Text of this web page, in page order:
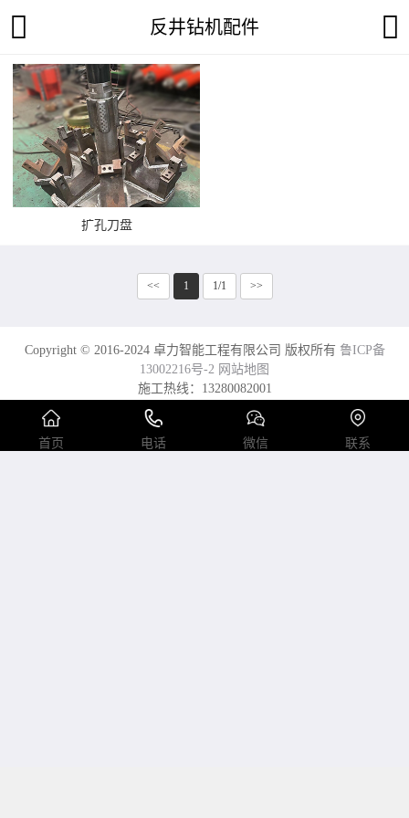
反井钻机配件
扩孔刀盘
<< 1 1/1 >>
Copyright © 2016-2024 卓力智能工程有限公司 版权所有 鲁ICP备
13002216号-2 网站地图
施工热线：13280082001
电话：0537-7970778 2558089 传真：0537-2208001
首页 电话 微信 联系